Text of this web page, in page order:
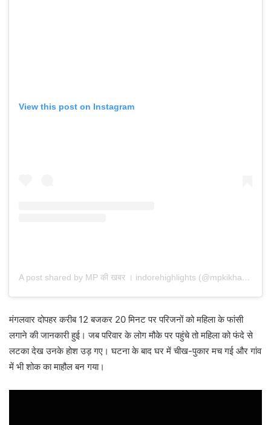
View this post on Instagram
A post shared by MP की खबर । indorehighlights (@mpkikhabar)
मंगलवार दोपहर करीब 12 बजकर 20 मिनट पर परिजनों को महिला के फांसी
लगाने की जानकारी हुई। जब परिवार के लोग मौके पर पहुंचे तो महिला को फंदे से
लटका देख उनके होश उड़ गए। घटना के बाद घर में चीख-पुकार मच गई और गांव
में भी शोक का माहौल बन गया।